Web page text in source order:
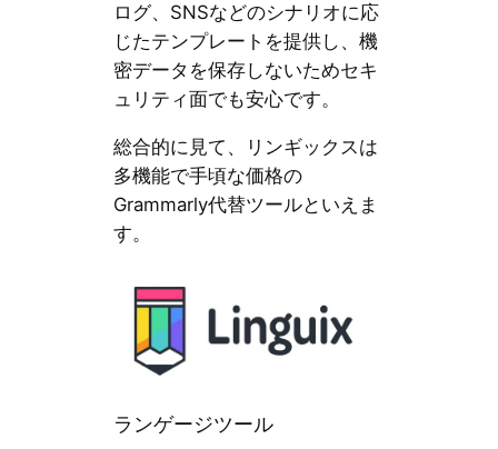
ログ、SNSなどのシナリオに応
じたテンプレートを提供し、機
密データを保存しないためセキ
ュリティ面でも安心です。
総合的に見て、リンギックスは
多機能で手頃な価格の
Grammarly代替ツールといえま
す。
ランゲージツール